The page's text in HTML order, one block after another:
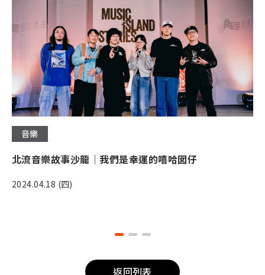
音樂
北流音樂故事沙龍｜我們是幸運的嘻哈囡仔
2024.04.18 (四)
返回列表